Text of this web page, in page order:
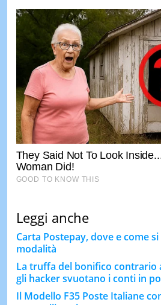
Leggi anche
Carta Postepay, dove e come
modalità
La truffa del bonifico contrario
gli hacker svuotano i conti in
Il Modello F35 Poste Italiane